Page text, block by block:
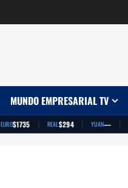
MUNDO EMPRESARIAL TV
EURO$1735 | REAL$294 | YUAN— |